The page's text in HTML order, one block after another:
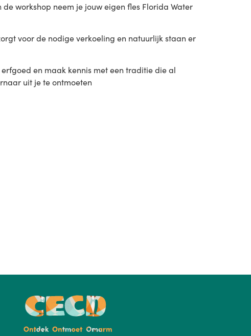
workshop neem je jouw eigen fles Florida Water
voor de nodige verkoeling en natuurlijk staan er
en maak kennis met een traditie die al
uit je te ontmoeten